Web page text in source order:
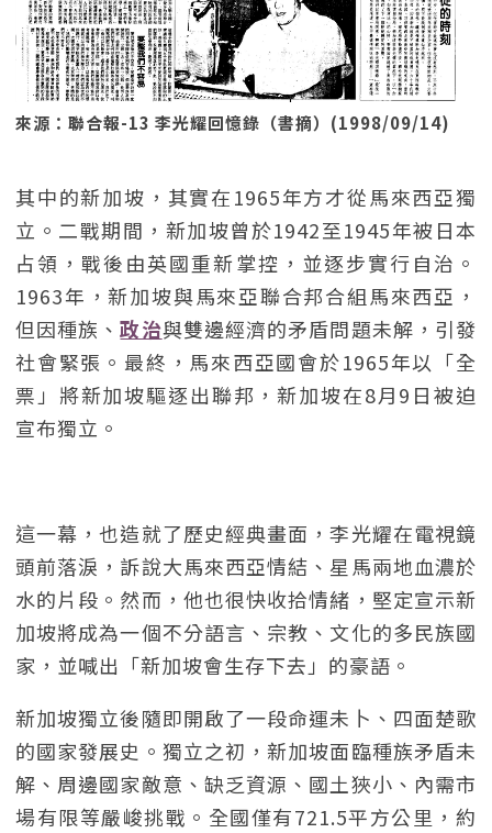
來源：聯合報-13 李光耀回憶錄（書摘）(1998/09/14)
其中的新加坡，其實在1965年方才從馬來西亞獨
立。二戰期間，新加坡曾於1942至1945年被日本
占領，戰後由英國重新掌控，並逐步實行自治。
1963年，新加坡與馬來亞聯合邦合組馬來西亞，
但因種族、政治與雙邊經濟的矛盾問題未解，引發
社會緊張。最終，馬來西亞國會於1965年以「全
票」將新加坡驅逐出聯邦，新加坡在8月9日被迫
宣布獨立。
這一幕，也造就了歷史經典畫面，李光耀在電視鏡
頭前落淚，訴說大馬來西亞情結、星馬兩地血濃於
水的片段。然而，他也很快收拾情緒，堅定宣示新
加坡將成為一個不分語言、宗教、文化的多民族國
家，並喊出「新加坡會生存下去」的豪語。
新加坡獨立後隨即開啟了一段命運未卜、四面楚歌
的國家發展史。獨立之初，新加坡面臨種族矛盾未
解、周邊國家敵意、缺乏資源、國土狹小、內需市
場有限等嚴峻挑戰。全國僅有721.5平方公里，約